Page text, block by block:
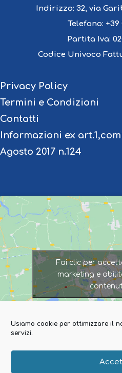
Usiamo cookie per ottimizzare il
servizi.
Indirizzo: 32, via
Telefono: +39
Partita Iva:
Codice Univoco
Privacy Policy
Termini e Condizioni
Contatti
Informazioni ex
Agosto 2017 n.124
Fai clic per
marketing e